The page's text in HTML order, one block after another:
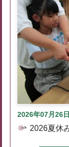
2026年07月26
2026夏休